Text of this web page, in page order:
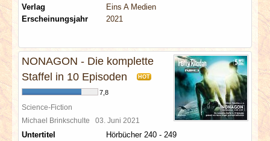
Verlag
Eins A Medien
Erscheinungsjahr
2021
NONAGON - Die komplette
Staffel in 10 Episoden
HOT
7,8
Science-Fiction
Michael Brinkschulte 03. Juni 2021
Untertitel
Hörbücher 240 - 249